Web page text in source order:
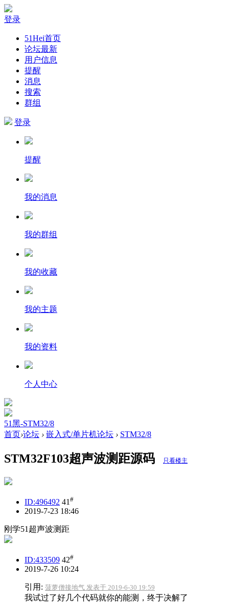
登录
51Hei首页
论坛最新
用户信息
提醒
消息
搜索
群组
登录
提醒
我的消息
我的群组
我的收藏
我的主题
我的资料
个人中心
51黑-STM32/8
首页›论坛 › 嵌入式/单片机论坛 › STM32/8
STM32F103超声波测距源码 只看楼主
ID:496492 41 #
2019-7-23 18:46
刚学51超声波测距
ID:433509 42#
2019-7-26 10:24
引用: 菠萝僧接地气 发表于 2019-6-30 19:59
我试过了好几个代码就你的能测，终于决解了